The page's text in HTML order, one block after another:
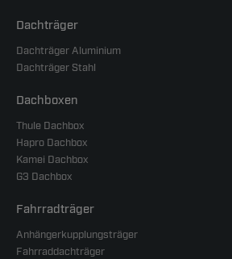
Dachträger
Dachträger Aluminium
Dachträger Stahl
Dachboxen
Thule Dachbox
Hapro Dachbox
Kamei Dachbox
G3 Dachbox
Fahrradträger
Anhängerkupplungsträger
Fahrraddachträger